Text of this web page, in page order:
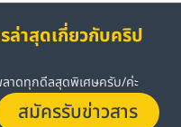
ล่าสุดเกี่ยวกับคริป
าดทุกดีลสุดพิเศษครับ/ค่ะ
สมัครรับข่าวสาร